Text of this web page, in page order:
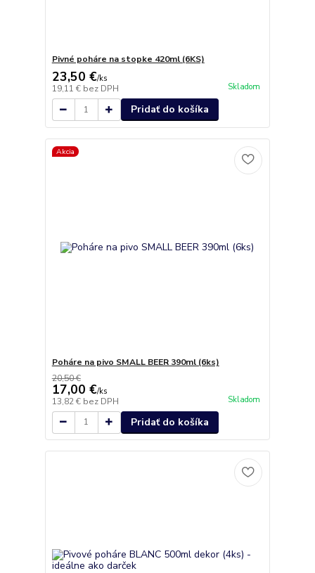
Pivné poháre na stopke 420ml (6KS)
23,50 €/ks
19,11 € bez DPH Skladom
Pridať do košíka
Akcia
Poháre na pivo SMALL BEER 390ml (6ks)
20,50 €
17,00 €/ks
13,82 € bez DPH Skladom
Pridať do košíka